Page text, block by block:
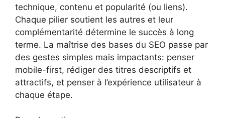
technique, contenu et popularité (ou liens).
Chaque pilier soutient les autres et leur
complémentarité détermine le succès à long
terme. La maîtrise des bases du SEO passe par
des gestes simples mais impactants: penser
mobile-first, rédiger des titres descriptifs et
attractifs, et penser à l’expérience utilisateur à
chaque étape.